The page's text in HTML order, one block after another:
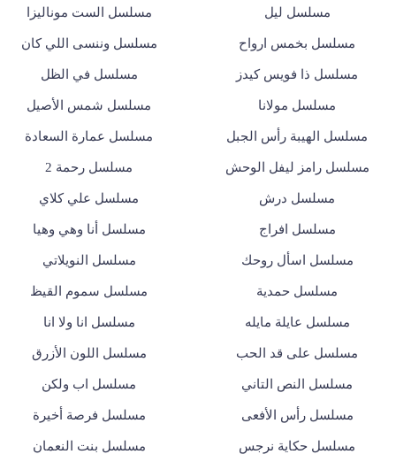
مسلسل ليل مسلسل الست موناليزا
مسلسل بخمس ارواح مسلسل وننسى اللي كان
مسلسل ذا فويس كيدز مسلسل في الظل
مسلسل مولانا مسلسل شمس الأصيل
مسلسل الهيبة رأس الجبل مسلسل عمارة السعادة
مسلسل رامز ليفل الوحش مسلسل رحمة 2
مسلسل درش مسلسل علي كلاي
مسلسل افراج مسلسل أنا وهي وهيا
مسلسل اسأل روحك مسلسل النويلاتي
مسلسل حمدية مسلسل سموم القيظ
مسلسل عايلة مايله مسلسل انا ولا انا
مسلسل على قد الحب مسلسل اللون الأزرق
مسلسل النص التاني مسلسل اب ولكن
مسلسل رأس الأفعى مسلسل فرصة أخيرة
مسلسل حكاية نرجس مسلسل بنت النعمان